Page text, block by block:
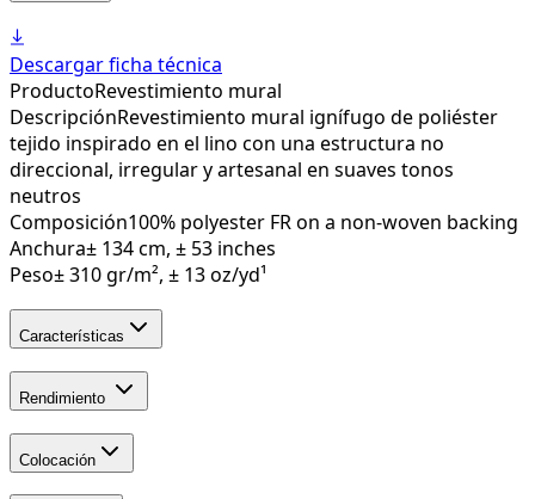
Descargar ficha técnica
ProductoRevestimiento mural
DescripciónRevestimiento mural ignífugo de poliéster
tejido inspirado en el lino con una estructura no
direccional, irregular y artesanal en suaves tonos
neutros
Composición100% polyester FR on a non-woven backing
Anchura± 134 cm, ± 53 inches
Peso± 310 gr/m², ± 13 oz/yd¹
Características
Rendimiento
Colocación